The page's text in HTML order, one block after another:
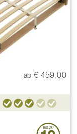
ab € 459,00